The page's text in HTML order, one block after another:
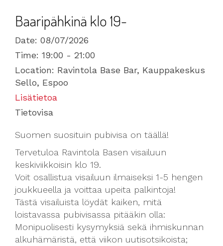
Baaripähkinä klo 19-
Date: 08/07/2026
Time: 19:00 - 21:00
Location: Ravintola Base Bar, Kauppakeskus
Sello, Espoo
Lisätietoa
Tietovisa
Suomen suosituin pubivisa on täällä!
Tervetuloa Ravintola Basen visailuun
keskiviikkoisin klo 19.
Voit osallistua visailuun ilmaiseksi 1-5 hengen
joukkueella ja voittaa upeita palkintoja!
Tästä visailuista löydät kaiken, mitä
loistavassa pubivisassa pitääkin olla:
Monipuolisesti kysymyksiä sekä ihmiskunnan
alkuhämäristä, että viikon uutisotsikoista;